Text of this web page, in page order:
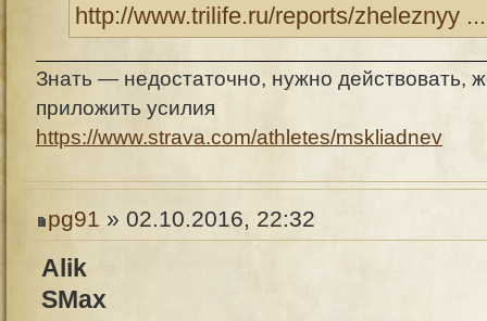
http://www.trilife.ru/reports/zheleznyy
Знать — недостаточно, нужно действовать,
приложить усилия
https://www.strava.com/athletes/mskliadnev
pg91 » 02.10.2016, 22:32
Alik
SMax